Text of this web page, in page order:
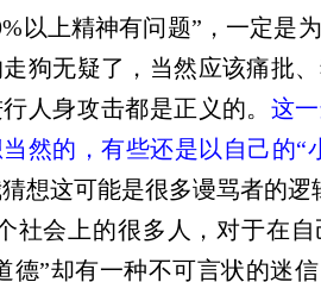
以上精神有问题”，一定是
走狗无疑了，当然应该痛批
人身攻击都是正义的。 这
然的，有些还是以自己的“
想这可能是很多谩骂者的逻
社会上的很多人，对于在
德”却有一种不可言状的迷